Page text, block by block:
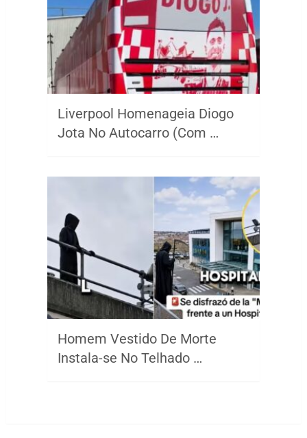
Liverpool Homenageia Diogo
Jota No Autocarro (Com …
Homem Vestido De Morte
Instala-se No Telhado …